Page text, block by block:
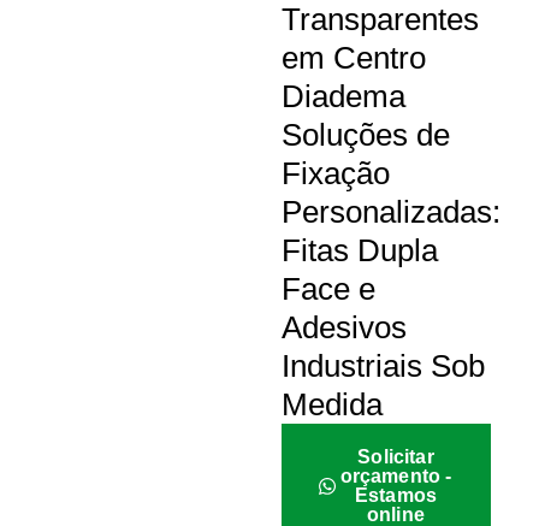
Transparentes
em Centro
Diadema
Soluções de
Fixação
Personalizadas:
Fitas Dupla
Face e
Adesivos
Industriais Sob
Medida
Solicitar
orçamento -
Estamos
online